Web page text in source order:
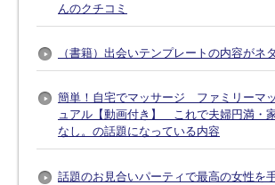
んのクチコミ
（書籍）出会いテンプレートの内容がネ
簡単！自宅でマッサージ ファミリーマ
ュアル【動画付き】 これで夫婦円満・
なし。の話題になっている内容
話題のお見合いパーティで最高の女性を